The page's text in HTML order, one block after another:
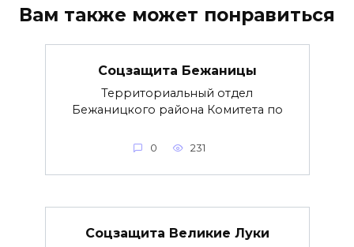
Вам также может понравиться
Соцзащита Бежаницы
Территориальный отдел
Бежаницкого района Комитета по
0 231
Соцзащита Великие Луки